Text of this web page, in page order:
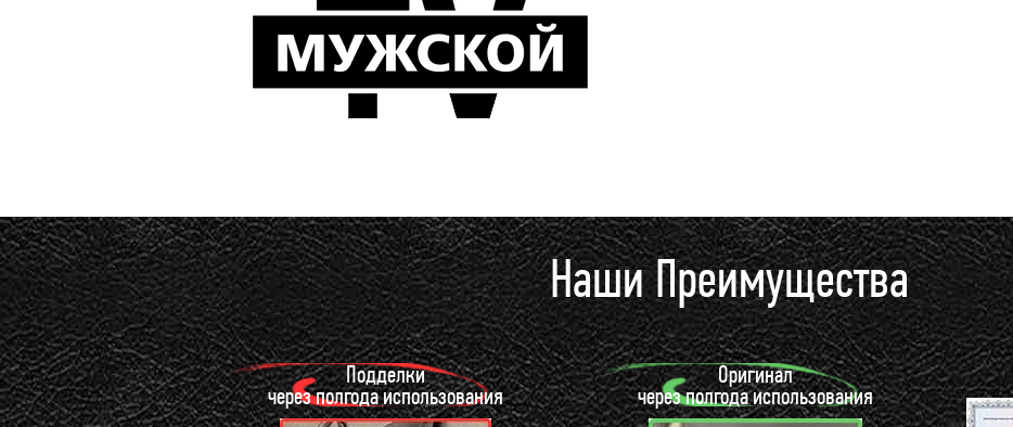
Наши Преимущества
Подделки
через полгода использования
Оригинал
через полгода использования